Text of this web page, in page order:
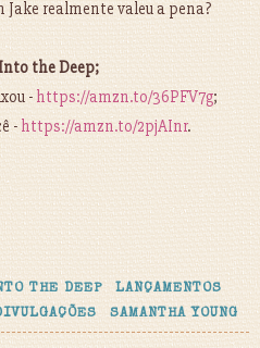
realmente valeu a pena?
the Deep;
- https://amzn.to/36PFV7g;
- https://amzn.to/2pjAInr.
THE DEEP
LANÇAMENTOS
SAMANTHA YOUNG